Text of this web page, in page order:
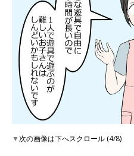
▼次の画像は下へスクロール (4/8)